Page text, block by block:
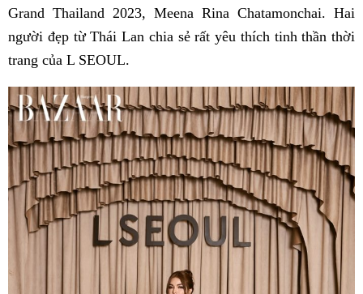
Grand Thailand 2023, Meena Rina Chatamonchai. Hai
người đẹp từ Thái Lan chia sẻ rất yêu thích tinh thần thời
trang của L SEOUL.